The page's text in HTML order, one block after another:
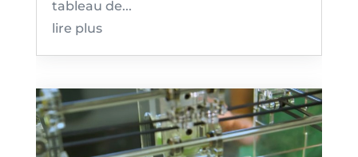
tableau de...
lire plus